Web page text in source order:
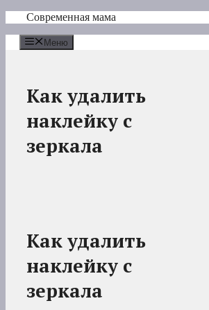
Перейти
содержимому
Современная мама
Меню
Как удалить
наклейку с
зеркала
Как удалить
наклейку с
зеркала